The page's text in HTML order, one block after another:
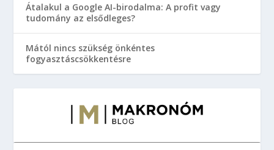
Átalakul a Google AI-birodalma: A profit vagy
tudomány az elsődleges?
Mától nincs szükség önkéntes
fogyasztáscsökkentésre